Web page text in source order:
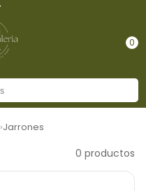
0
›Jarrones
0 productos